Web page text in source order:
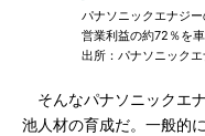
パナソニックエナジ
営業利益の約72％を
出所：パナソニックエ
そんなパナソニックエ
池人材の育成だ。一般的